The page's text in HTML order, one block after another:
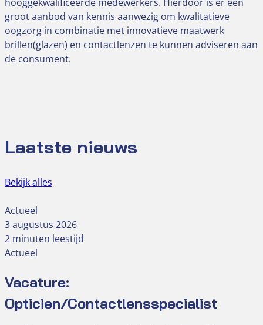
groot aanbod van kennis aanwezig om kwalitatieve
oogzorg in combinatie met innovatieve maatwerk
brillen(glazen) en contactlenzen te kunnen adviseren aan
de consument.
Laatste nieuws
Bekijk alles
Actueel
3 augustus 2026
2 minuten leestijd
Actueel
Vacature:
Opticien/Contactlensspecialist